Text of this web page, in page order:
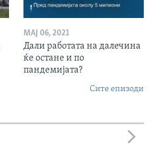
МАЈ 06, 2021
Дали работата на далечина
ќе остане и по
пандемијата?
Сите епизоди